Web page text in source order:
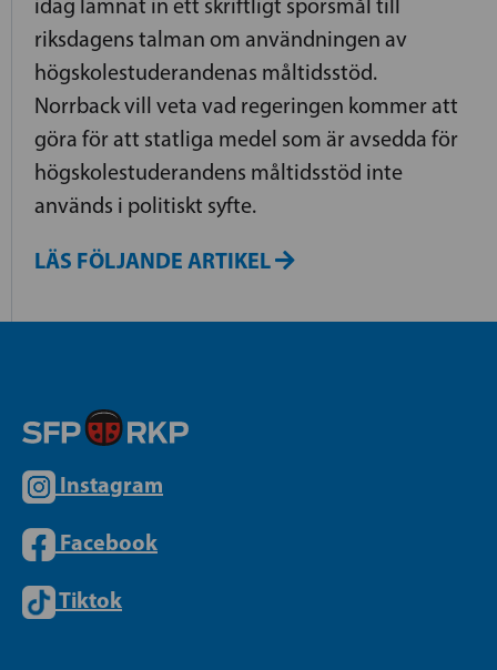
idag lämnat in ett skriftligt spörsmål till
riksdagens talman om användningen av
högskolestuderandenas måltidsstöd.
Norrback vill veta vad regeringen kommer att
göra för att statliga medel som är avsedda för
högskolestuderandens måltidsstöd inte
används i politiskt syfte.
LÄS FÖLJANDE ARTIKEL
Instagram
Facebook
Tiktok